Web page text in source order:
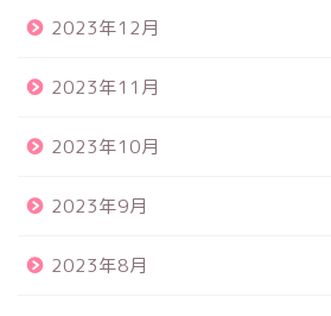
2023年12月
2023年11月
2023年10月
2023年9月
2023年8月